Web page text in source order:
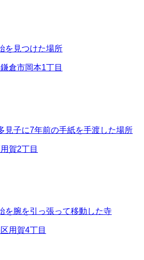
を見つけた場所
倉市岡本1丁目
見子に7年前の手紙を手渡した場所
賀2丁目
を腕を引っ張って移動した寺
用賀4丁目